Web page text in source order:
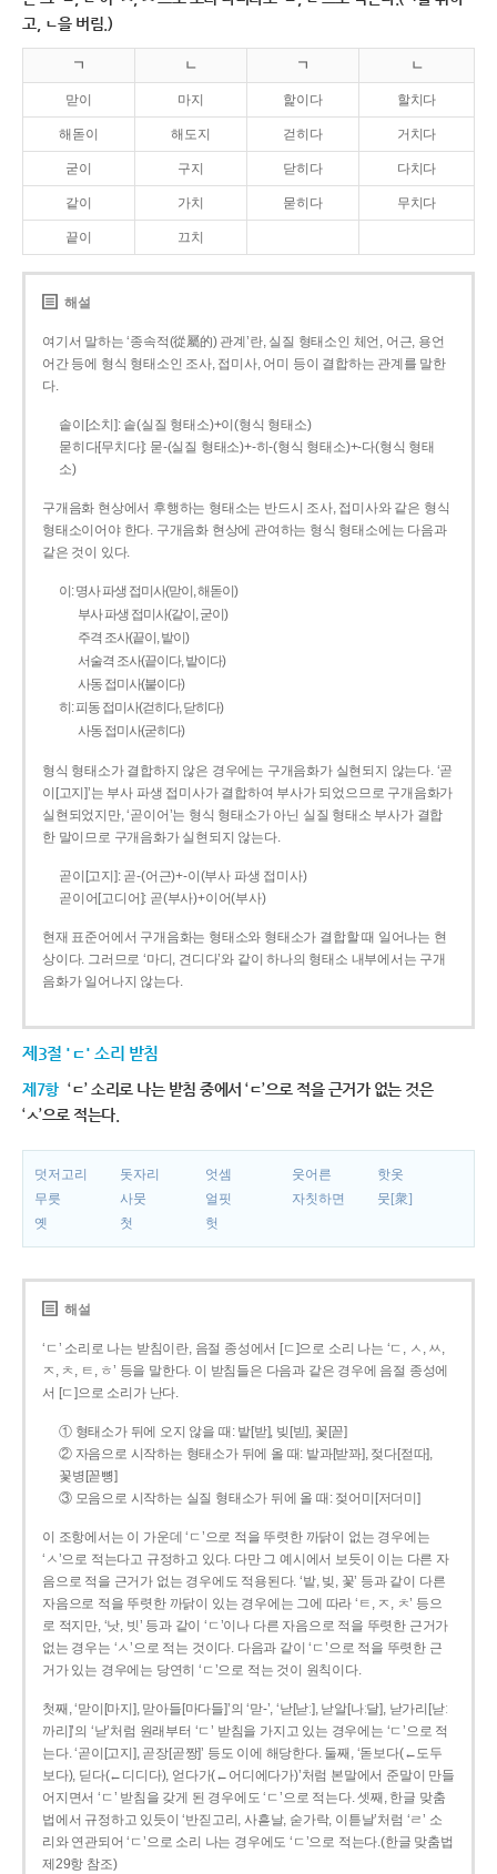
고, ㄴ을 버림.)
ㄱ ㄴ ㄱ ㄴ
맏이 마지 핥이다 할치다
해돋이 해도지 걷히다 거치다
굳이 구지 닫히다 다치다
같이 가치 묻히다 무치다
끝이 끄치
해설
여기서 말하는 ‘종속적(從屬的) 관계’란, 실질 형태소인 체언, 어근, 용언
어간 등에 형식 형태소인 조사, 접미사, 어미 등이 결합하는 관계를 말한
다.
솥이[소치]: 솥(실질 형태소)+이(형식 형태소)
묻히다[무치다]: 묻­-(실질 형태소)+­-히­-(형식 형태소)+-다(형식 형태
소)
구개음화 현상에서 후행하는 형태소는 반드시 조사, 접미사와 같은 형식
형태소이어야 한다. 구개음화 현상에 관여하는 형식 형태소에는 다음과
같은 것이 있다.
이: 명사 파생 접미사(맏이, 해돋이)
부사 파생 접미사(같이, 굳이)
주격 조사(끝이, 밭이)
서술격 조사(끝이다, 밭이다)
사동 접미사(붙이다)
히: 피동 접미사(걷히다, 닫히다)
사동 접미사(굳히다)
형식 형태소가 결합하지 않은 경우에는 구개음화가 실현되지 않는다. ‘곧
이[고지]’는 부사 파생 접미사가 결합하여 부사가 되었으므로 구개음화가
실현되었지만, ‘곧이어’는 형식 형태소가 아닌 실질 형태소 부사가 결합
한 말이므로 구개음화가 실현되지 않는다.
곧이[고지]: 곧-­(어근)+­-이(부사 파생 접미사)
곧이어[고디어]: 곧(부사)+이어(부사)
현재 표준어에서 구개음화는 형태소와 형태소가 결합할 때 일어나는 현
상이다. 그러므로 ‘마디, 견디다’와 같이 하나의 형태소 내부에서는 구개
음화가 일어나지 않는다.
제3절 'ㄷ' 소리 받침
제7항 ‘ㄷ’ 소리로 나는 받침 중에서 ‘ㄷ’으로 적을 근거가 없는 것은
‘ㅅ’으로 적는다.
덧저고리 돗자리 엇셈 웃어른
핫옷
무릇
사뭇 얼핏 자칫하면
뭇[衆]
옛
첫 헛
해설
‘ㄷ’ 소리로 나는 받침이란, 음절 종성에서 [ㄷ]으로 소리 나는 ‘ㄷ, ㅅ, ㅆ,
ㅈ, ㅊ, ㅌ, ㅎ’ 등을 말한다. 이 받침들은 다음과 같은 경우에 음절 종성에
서 [ㄷ]으로 소리가 난다.
① 형태소가 뒤에 오지 않을 때: 밭[받], 빚[빋], 꽃[꼳]
② 자음으로 시작하는 형태소가 뒤에 올 때: 밭과[받꽈], 젖다[젇따],
꽃병[꼳뼝]
③ 모음으로 시작하는 실질 형태소가 뒤에 올 때: 젖어미[저더미]
이 조항에서는 이 가운데 ‘ㄷ’으로 적을 뚜렷한 까닭이 없는 경우에는
‘ㅅ’으로 적는다고 규정하고 있다. 다만 그 예시에서 보듯이 이는 다른 자
음으로 적을 근거가 없는 경우에도 적용된다. ‘밭, 빚, 꽃’ 등과 같이 다른
자음으로 적을 뚜렷한 까닭이 있는 경우에는 그에 따라 ‘ㅌ, ㅈ, ㅊ’ 등으
로 적지만, ‘낫, 빗’ 등과 같이 ‘ㄷ’이나 다른 자음으로 적을 뚜렷한 근거가
없는 경우는 ‘ㅅ’으로 적는 것이다. 다음과 같이 ‘ㄷ’으로 적을 뚜렷한 근
거가 있는 경우에는 당연히 ‘ㄷ’으로 적는 것이 원칙이다.
첫째, ‘맏이[마지], 맏아들[마다들]’의 ‘맏-’, ‘낟[낟ː], 낟알[나ː달], 낟가리[낟ː
까리]’의 ‘낟’처럼 원래부터 ‘ㄷ’ 받침을 가지고 있는 경우에는 ‘ㄷ’으로 적
는다. ‘곧이[고지], 곧장[곧짱]’ 등도 이에 해당한다. 둘째, ‘돋보다(←도두
보다), 딛다(←디디다), 얻다가(←어디에다가)’처럼 본말에서 준말이 만들
어지면서 ‘ㄷ’ 받침을 갖게 된 경우에도 ‘ㄷ’으로 적는다. 셋째, 한글 맞춤
법에서 규정하고 있듯이 ‘반짇고리, 사흗날, 숟가락, 이튿날’처럼 ‘ㄹ’ 소
리와 연관되어 ‘ㄷ’으로 소리 나는 경우에도 ‘ㄷ’으로 적는다.(한글 맞춤법
제29항 참조)